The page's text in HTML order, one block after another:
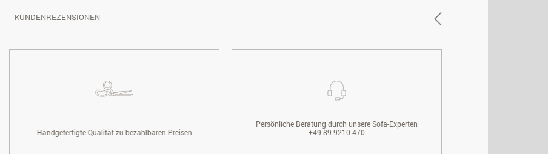
KUNDENREZENSIONEN
Handgefertigte Qualität zu bezahlbaren Preisen
Persönliche Beratung durch unsere Sofa-Experten
+49 89 9210 470